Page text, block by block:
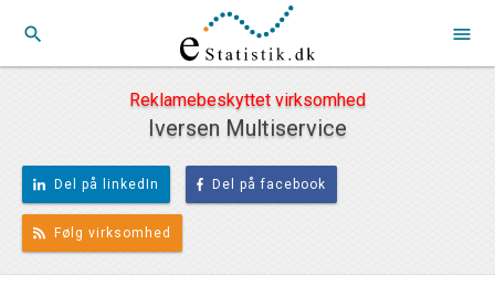
search menu
Reklamebeskyttet virksomhed
Iversen Multiservice
Del på linkedIn Del på facebook
Følg virksomhed